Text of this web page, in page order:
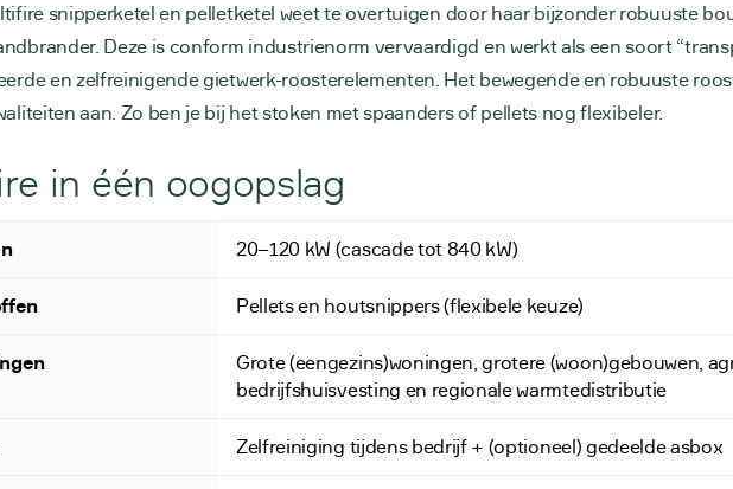
snipperketel en pelletketel weet te overtuigen door haar bijzonder robuuste
Deze is conform industrienorm vervaardigd en werkt als een soort
en zelfreinigende gietwerk-roosterelementen. Het bewegende en robuuste
aan. Zo ben je bij het stoken met spaanders of pellets nog flexibeler.
in één oogopslag
20–120 kW (cascade tot 840 kW)
Pellets en houtsnippers (flexibele keuze)
Grote (eengezins)woningen, grotere (woon)gebouwen,
bedrijfshuisvesting en regionale warmtedistributie
Zelfreiniging tijdens bedrijf + (optioneel) gedeelde asbox